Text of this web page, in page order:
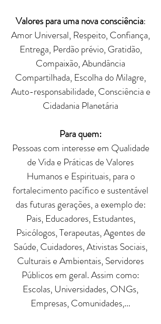
Valores para uma nova consciência:
Amor Universal, Respeito, Confiança,
Entrega, Perdão prévio, Gratidão,
Compaixão, Abundância
Compartilhada, Escolha do Milagre,
Auto-responsabilidade, Consciência e
Cidadania Planetária
Para quem:
Pessoas com interesse em Qualidade
de Vida e Práticas de Valores
Humanos e Espirituais, para o
fortalecimento pacífico e sustentável
das futuras gerações, a exemplo de:
Pais, Educadores, Estudantes,
Psicólogos, Terapeutas, Agentes de
Saúde, Cuidadores, Ativistas Sociais,
Culturais e Ambientais, Servidores
Públicos em geral. Assim como:
Escolas, Universidades, ONGs,
Empresas, Comunidades,...